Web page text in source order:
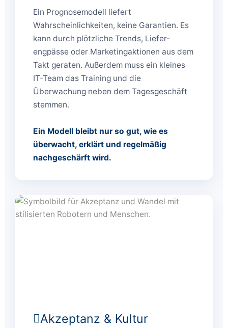
Ein Prognose­modell liefert
Wahrscheinlichkeiten, keine Garantien. Es
kann durch plötzliche Trends, Liefer­
engpässe oder Marketing­aktionen aus dem
Takt geraten. Außerdem muss ein kleines
IT-Team das Training und die
Überwachung neben dem Tagesgeschäft
stemmen.
Ein Modell bleibt nur so gut, wie es
überwacht, erklärt und regelmäßig
nachgeschärft wird.
Akzeptanz & Kultur